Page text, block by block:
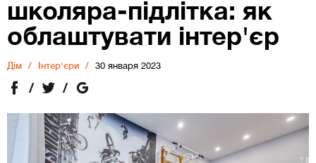
школяра-підлітка: як
облаштувати інтер'єр
Дiм Інтер'єри 30 января 2023